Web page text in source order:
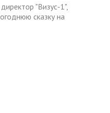
"Визус-1",
сказку на